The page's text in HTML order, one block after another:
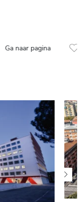
Ga naar pagina